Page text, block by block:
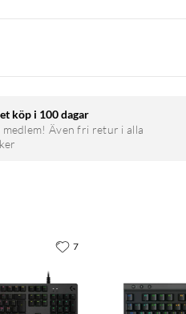
köp i 100 dagar
medlem! Även fri retur i alla
7